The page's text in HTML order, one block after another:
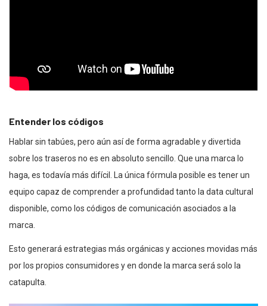
Entender los códigos
Hablar sin tabúes, pero aún así de forma agradable y divertida
sobre los traseros no es en absoluto sencillo. Que una marca lo
haga, es todavía más difícil. La única fórmula posible es tener un
equipo capaz de comprender a profundidad tanto la data cultural
disponible, como los códigos de comunicación asociados a la
marca.
Esto generará estrategias más orgánicas y acciones movidas más
por los propios consumidores y en donde la marca será solo la
catapulta.